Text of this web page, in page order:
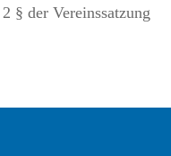
§ der Vereinssatzung